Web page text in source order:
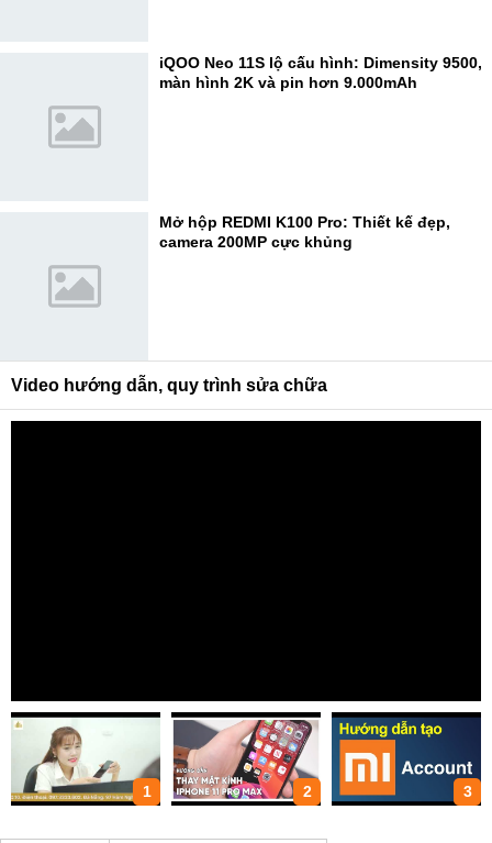
iQOO Neo 11S lộ cấu hình: Dimensity 9500,
màn hình 2K và pin hơn 9.000mAh
Mở hộp REDMI K100 Pro: Thiết kế đẹp,
camera 200MP cực khủng
Video hướng dẫn, quy trình sửa chữa
1 2 3